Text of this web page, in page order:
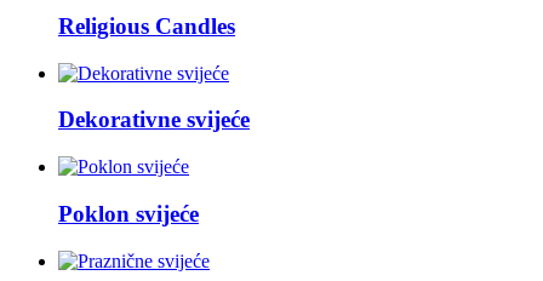
Religious Candles
Dekorativne svijeće
Poklon svijeće